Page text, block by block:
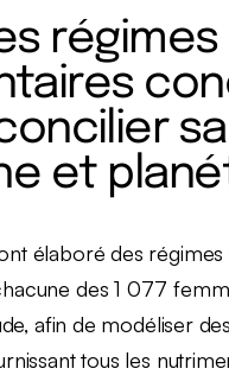
régimes
et
élaboré des régimes
des 1 077
afin de modéliser
tous les